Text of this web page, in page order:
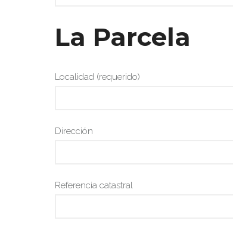
La Parcela
Localidad (requerido)
Dirección
Referencia catastral